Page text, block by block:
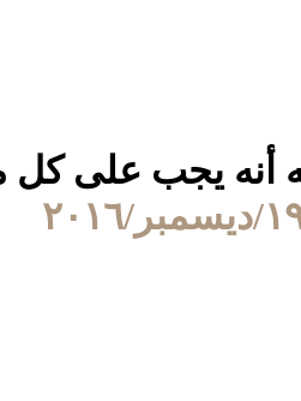
أنه يجب على